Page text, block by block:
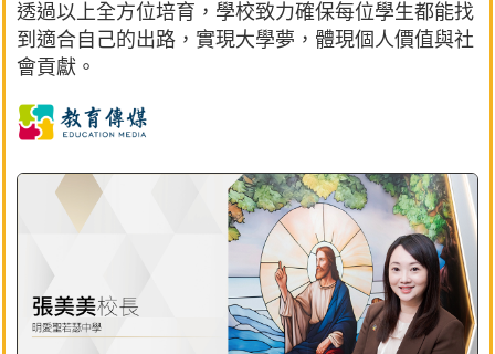
透過以上全方位培育，學校致力確保每位學生都能找
到適合自己的出路，實現大學夢，體現個人價值與社
會貢獻。